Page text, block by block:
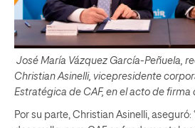
José María Vázquez García-Peñuela,
Christian Asinelli, vicepresidente
Estratégica de CAF, en el acto de firma
Por su parte, Christian Asinelli,